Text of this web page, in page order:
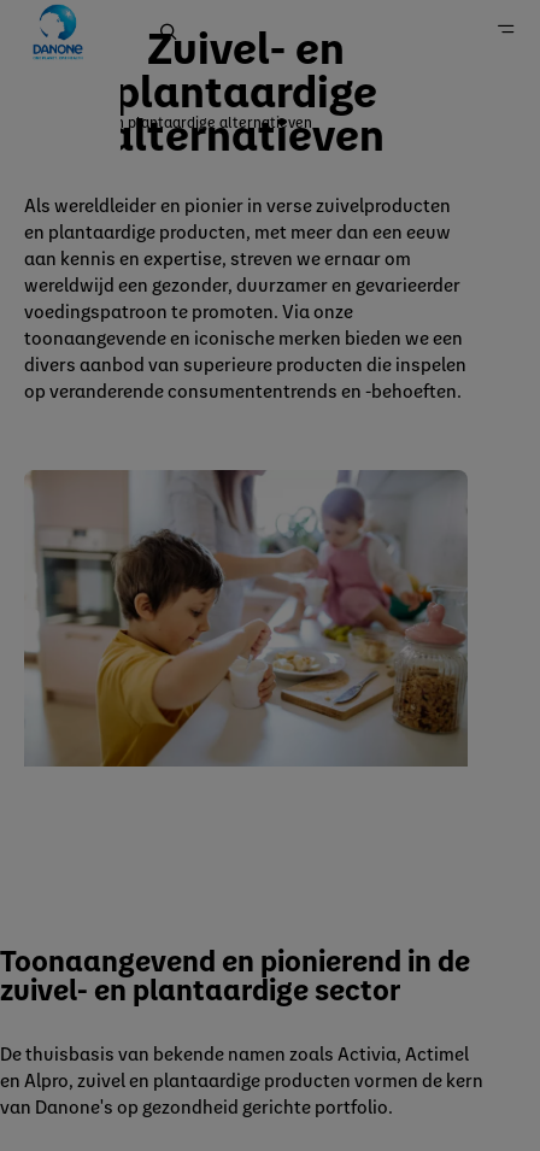
Danone in België
Zuivel- en plantaardige alternatieven
Zuivel- en
plantaardige
alternatieven
Als wereldleider en pionier in verse zuivelproducten
en plantaardige producten, met meer dan een eeuw
aan kennis en expertise, streven we ernaar om
wereldwijd een gezonder, duurzamer en gevarieerder
voedingspatroon te promoten. Via onze
toonaangevende en iconische merken bieden we een
divers aanbod van superieure producten die inspelen
op veranderende consumententrends en -behoeften.
Toonaangevend en pionierend in de
zuivel- en plantaardige sector
De thuisbasis van bekende namen zoals Activia, Actimel
en Alpro, zuivel en plantaardige producten vormen de kern
van Danone's op gezondheid gerichte portfolio.